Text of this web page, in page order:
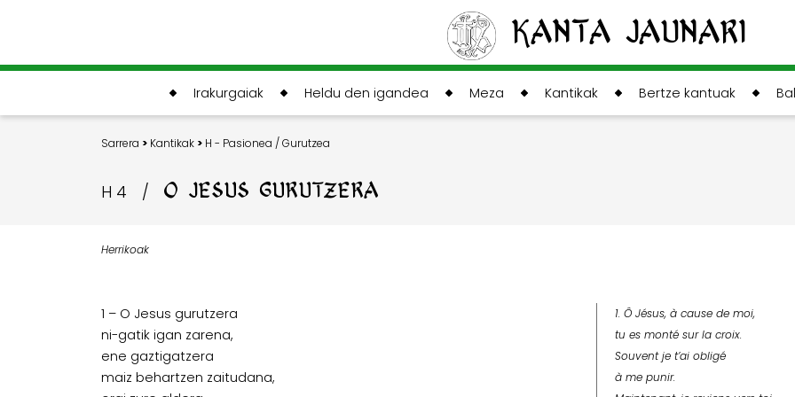
Kanta Jaunari
Irakurgaiak Heldu den igandea Meza Kantikak Bertze kantuak
Sarrera > Kantikak > H - Pasionea / Gurutzea
H 4 / O JESUS GURUTZERA
Herrikoak
1 – O Jesus gurutzera
ni-gatik igan zarena,
ene gaztigatzera
maiz behartzen zaitudana,
1. Ô Jésus, à cause de moi,
tu es monté sur la croix.
Souvent je t’ai obligé
à me punir.